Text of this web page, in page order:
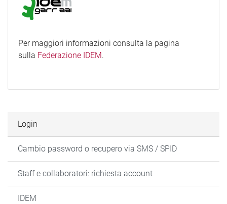
Per maggiori informazioni consulta la pagina
sulla Federazione IDEM.
Login
Cambio password o recupero via SMS / SPID
Staff e collaboratori: richiesta account
IDEM